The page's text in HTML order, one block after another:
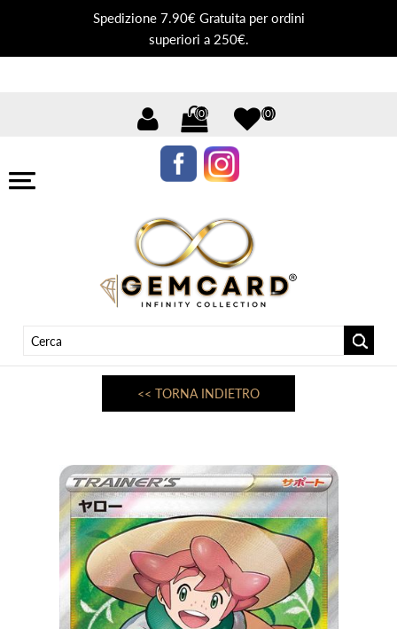
Spedizione 7.90€ Gratuita per ordini
superiori a 250€.
(0) (0)
<< TORNA INDIETRO